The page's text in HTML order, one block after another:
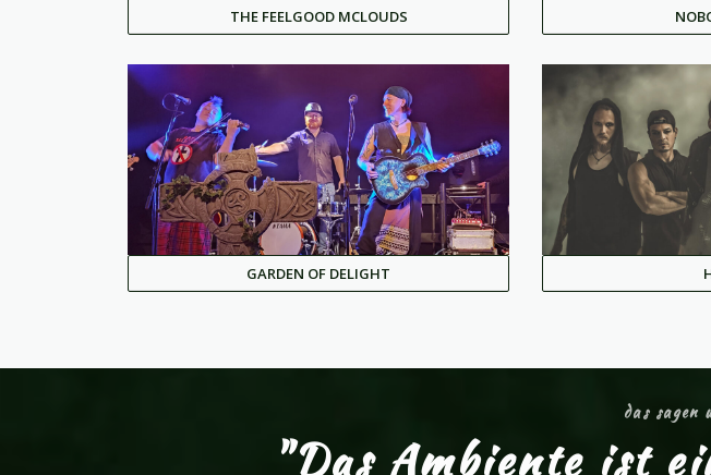
THE FEELGOOD MCLOUDS
GARDEN OF DELIGHT
das sagen
"Das Ambiente ist